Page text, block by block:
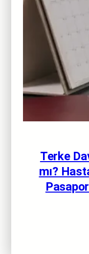
Terke
mı?